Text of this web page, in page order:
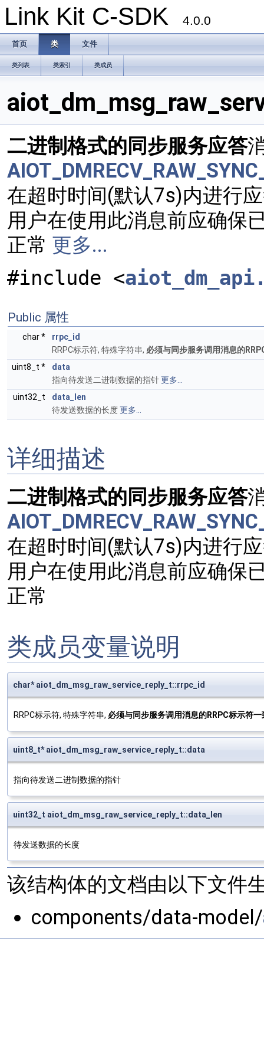
Link Kit C-SDK 4.0.0
首页 类 文件
类列表 类索引 类成员
二进制格式的同步服务应答
在超时时间(默认7s)内进行
用户在使用此消息前应确保
正常 更多...
#include <
Public 属性
char *
rrpc_id
RRPC标示符, 特殊字符串, 必须与同步服务调用消息的
uint8_t *
data
指向待发送二进制数据的指针更多...
uint32_t
data_len
待发送数据的长度更多...
详细描述
二进制格式的同步服务应答
在超时时间(默认7s)内进行
用户在使用此消息前应确保
正常
类成员变量说明
char* aiot_dm_msg_raw_service_reply_t::rrpc_id
RRPC标示符, 特殊字符串, 必须与同步服务调用消息的RRPC标示符一
uint8_t* aiot_dm_msg_raw_service_reply_t::data
指向待发送二进制数据的指针
uint32_t aiot_dm_msg_raw_service_reply_t::data_len
待发送数据的长度
该结构体的文档由以下文件
components/data-model/